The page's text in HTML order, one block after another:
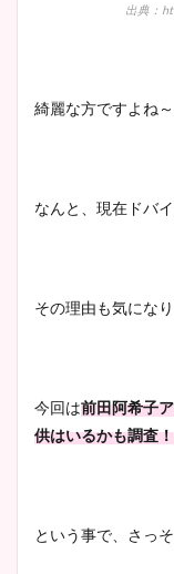
出典：
綺麗な方ですよね～
なんと、現在ドバイ
その理由も気になり
今回は前田阿希子
供はいるかも調査！
という事で、さっ